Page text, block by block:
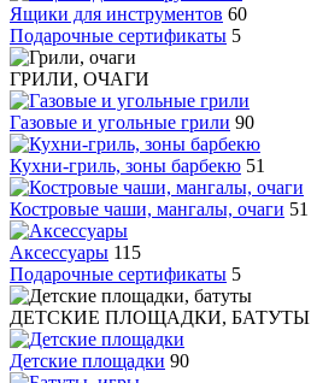
Ящики для инструментов 60
Подарочные сертификаты 5
ГРИЛИ, ОЧАГИ
Газовые и угольные грили 90
Кухни-гриль, зоны барбекю 51
Костровые чаши, мангалы, очаги 51
Аксессуары 115
Подарочные сертификаты 5
ДЕТСКИЕ ПЛОЩАДКИ, БАТУТЫ
Детские площадки 90